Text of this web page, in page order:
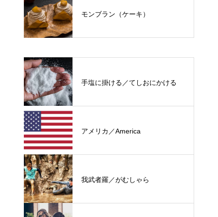
モンブラン（ケーキ）
手塩に掛ける／てしおにかける
アメリカ／America
我武者羅／がむしゃら